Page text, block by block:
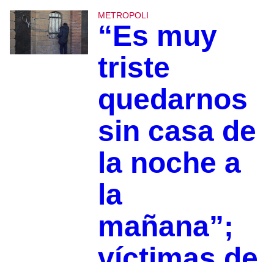
METROPOLI
“Es muy
triste
quedarnos
sin casa de
la noche a
la
mañana”;